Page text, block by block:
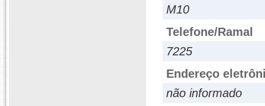
M10
Telefone/Ramal
7225
Endereço
não informado